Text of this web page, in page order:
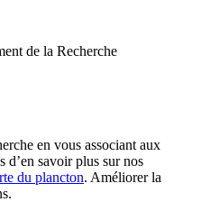
de la Recherche
en vous associant aux
d’en savoir plus sur nos
du plancton. Améliorer la